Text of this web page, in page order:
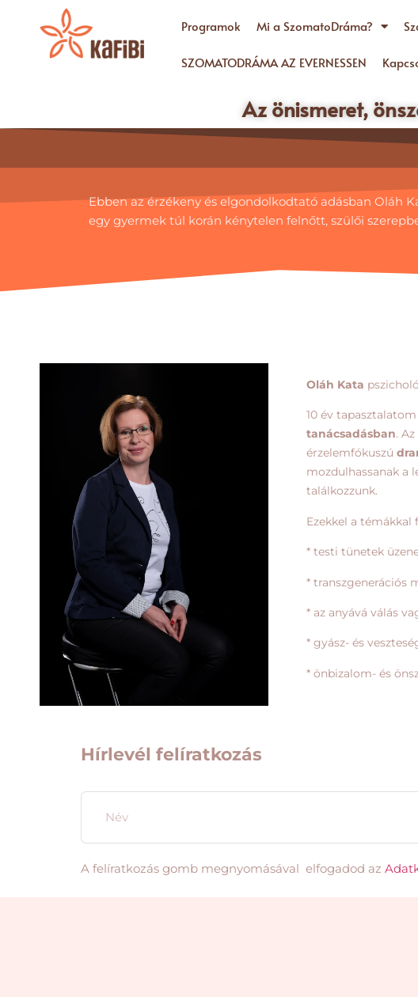
Programok Mi a SzomatoDráma?
SZOMATODRÁMA AZ EVERNESSEN
Az önismeret,
Ebben az érzékeny és elgondolkodtató adásban Oláh
egy gyermek túl korán kénytelen felnőtt, szülői
Oláh Kata
10 év
tanácsadásban.
érzelemfókuszú
mozdulhassanak a
találkozzunk.
Ezekkel a témákkal
* testi tünetek
* transzgenerációs
* az anyává válás
* gyász- és
* önbizalom- és
Hírlevél felíratkozás
A felíratkozás gomb megnyomásával elfogadod az